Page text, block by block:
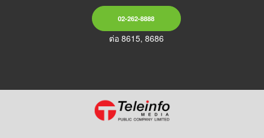
02-262-8888
ต่อ 8615, 8686